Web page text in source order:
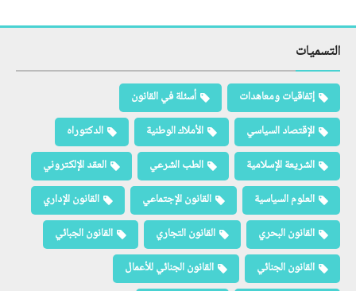
التسميات
إتفاقيات ومعاهدات
أسئلة في القانون
الإقتصاد السياسي
الأملاك الوطنية
الدكتوراه
الشريعة الإسلامية
الطب الشرعي
العقد الإلكتروني
العلوم السياسية
القانون الإجتماعي
القانون الإداري
القانون البحري
القانون التجاري
القانون الجبائي
القانون الجنائي
القانون الجنائي للأعمال